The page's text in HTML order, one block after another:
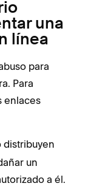
una
línea
para
Para
enlaces
distribuyen
un
a él.